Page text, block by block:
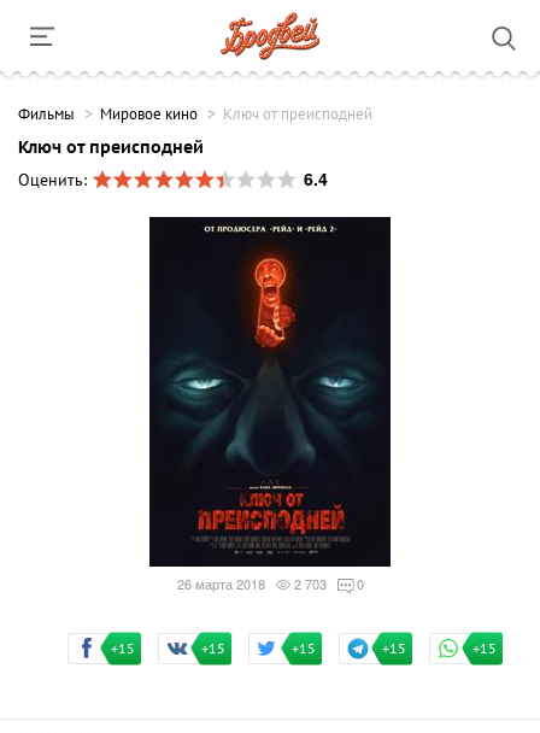
Фильмы Мировое кино Ключ от преисподней
Ключ от преисподней
Оценить:
6.4
26 марта 2018 2 703 0
+15 +15 +15 +15 +15